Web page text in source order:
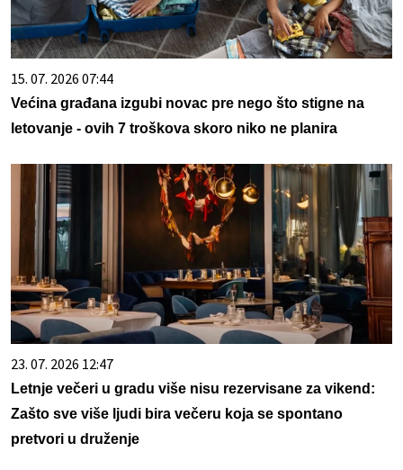
15. 07. 2026 07:44
Većina građana izgubi novac pre nego što stigne na
letovanje - ovih 7 troškova skoro niko ne planira
23. 07. 2026 12:47
Letnje večeri u gradu više nisu rezervisane za vikend:
Zašto sve više ljudi bira večeru koja se spontano
pretvori u druženje